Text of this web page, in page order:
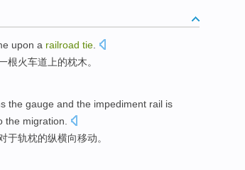
upon a railroad tie.
根火车道上的枕木。
the gauge and the impediment rail is
the migration
于轨枕的纵横向移动。